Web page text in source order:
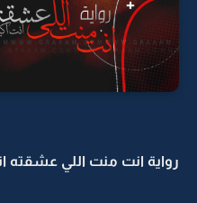
رواية انت منت اللي عشقته انت